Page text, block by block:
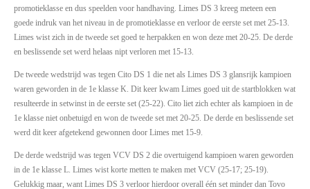
promotieklasse en dus speelden voor handhaving. Limes DS 3 kreeg meteen een
goede indruk van het niveau in de promotieklasse en verloor de eerste set met 25-13.
Limes wist zich in de tweede set goed te herpakken en won deze met 20-25. De derde
en beslissende set werd helaas nipt verloren met 15-13.
De tweede wedstrijd was tegen Cito DS 1 die net als Limes DS 3 glansrijk kampioen
waren geworden in de 1e klasse K. Dit keer kwam Limes goed uit de startblokken wat
resulteerde in setwinst in de eerste set (25-22). Cito liet zich echter als kampioen in de
1e klasse niet onbetuigd en won de tweede set met 20-25. De derde en beslissende set
werd dit keer afgetekend gewonnen door Limes met 15-9.
De derde wedstrijd was tegen VCV DS 2 die overtuigend kampioen waren geworden
in de 1e klasse L. Limes wist korte metten te maken met VCV (25-17; 25-19).
Gelukkig maar, want Limes DS 3 verloor hierdoor overall één set minder dan Tovo